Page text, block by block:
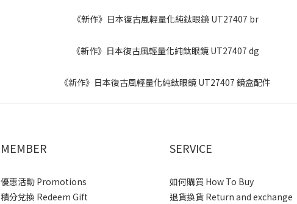
MEMBER
優惠活動 Promotions
積分兌換 Redeem Gift
SERVICE
如何購買 How To Buy
退貨換貨 Return and exchange